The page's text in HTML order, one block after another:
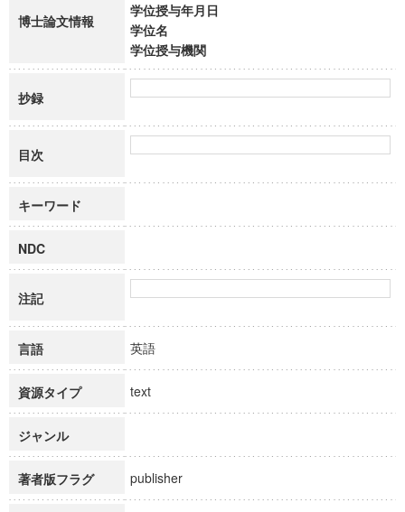
博士論文情報
学位授与年月日
学位名
学位授与機関
抄録
目次
キーワード
NDC
注記
言語 英語
資源タイプ text
ジャンル
著者版フラグ publisher